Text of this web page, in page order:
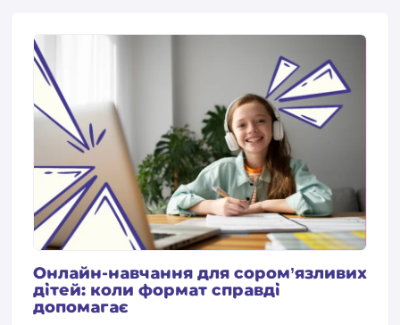
Онлайн-навчання для сором’язливих
дітей: коли формат справді
допомагає